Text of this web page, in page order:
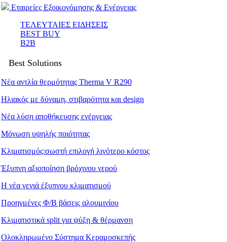
Εταιρείες Εξοικονόμησης & Ενέργειας
ΤΕΛΕΥΤΑΙΕΣ ΕΙΔΗΣΕΙΣ
BEST BUY
B2B
Best Solutions
Νέα αντλία θερμότητας Therma V R290
Ηλιακός με δύναμη, στιβαρότητα και design
Νέα λύση αποθήκευσης ενέργειας
Μόνωση υψηλής ποιότητας
Κλιματισμός:σωστή επιλογή λιγότερο κόστος
Έξυπνη αξιοποίηση βρόχινου νερού
Η νέα γενιά έξυπνου κλιματισμού
Προηγμένες Φ/Β βάσεις αλουμινίου
Κλιματιστικά split για ψύξη & θέρμανση
Ολοκληρωμένο Σύστημα Κεραμοσκεπής